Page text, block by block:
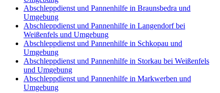
Abschleppdienst und Pannenhilfe in Braunsbedra und
Umgebung
Abschleppdienst und Pannenhilfe in Langendorf bei
Weißenfels und Umgebung
Abschleppdienst und Pannenhilfe in Schkopau und
Umgebung
Abschleppdienst und Pannenhilfe in Storkau bei Weißenfels
und Umgebung
Abschleppdienst und Pannenhilfe in Markwerben und
Umgebung